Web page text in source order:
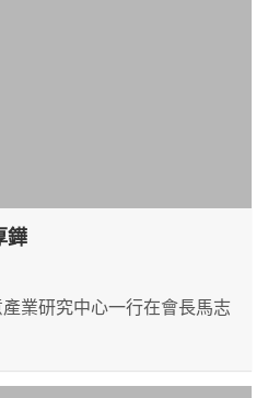
鏵
產業研究中心一行在會長馬志